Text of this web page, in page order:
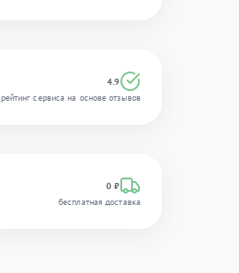
4.9
рейтинг сервиса на основе отзывов
0 ₽
бесплатная доставка